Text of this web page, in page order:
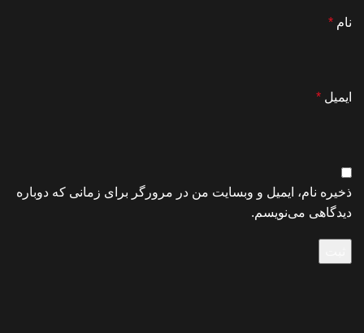
نام *
ایمیل *
ذخیره نام، ایمیل و وبسایت من در مرورگر برای زمانی که دوباره
دیدگاهی می‌نویسم.